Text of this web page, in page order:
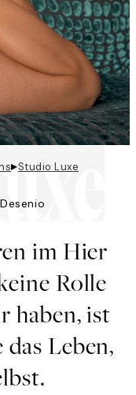
▸Studio Luxe
im Hier
Rolle
haben, ist
Leben,